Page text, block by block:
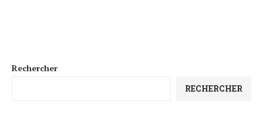
Rechercher
RECHERCHER